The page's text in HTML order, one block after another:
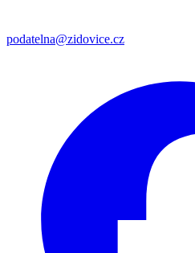
podatelna@zidovice.cz